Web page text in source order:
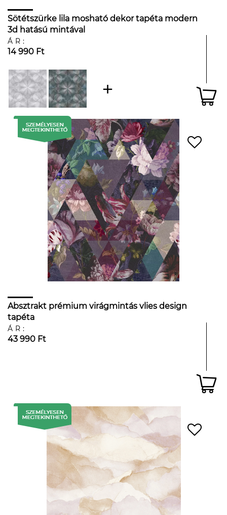
Sötétszürke lila mosható dekor tapéta modern
3d hatású mintával
ÁR:
14 990 Ft
Absztrakt prémium virágmintás vlies design
tapéta
ÁR:
43 990 Ft